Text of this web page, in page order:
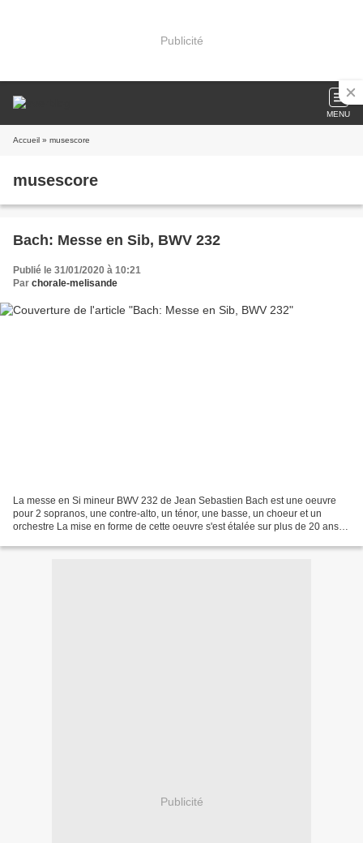
Publicité
MENU
Accueil » musescore
musescore
Bach: Messe en Sib, BWV 232
Publié le 31/01/2020 à 10:21
Par chorale-melisande
La messe en Si mineur BWV 232 de Jean Sebastien Bach est une oeuvre
pour 2 sopranos, une contre-alto, un ténor, une basse, un choeur et un
orchestre La mise en forme de cette oeuvre s'est étalée sur plus de 20 ans,
Publicité